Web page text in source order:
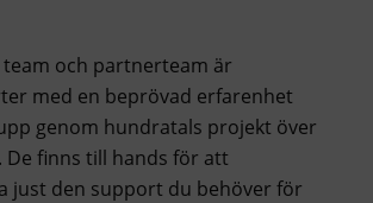
och partnerteam är
med en beprövad erfarenhet
genom hundratals projekt över
De finns till hands för att
just den support du behöver för